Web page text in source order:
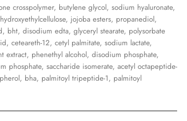
crosspolymer, butylene glycol, sodium hyaluronate,
jojoba esters, propanediol,
bht, disodium edta, glyceryl stearate, polysorbate
ceteareth-12, cetyl palmitate, sodium lactate,
extract, phenethyl alcohol, disodium phosphate,
phosphate, saccharide isomerate, acetyl octapeptide-
bha, palmitoyl tripeptide-1, palmitoyl